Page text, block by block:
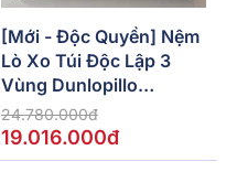
[Mới - Độc Quyền] Nệm
Lò Xo Túi Độc Lập 3
Vùng Dunlopillo
De.Stress Powerful
24.780.000đ
19.016.000đ